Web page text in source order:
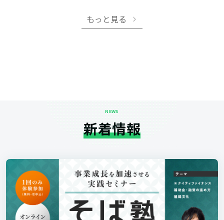
もっと見る
NEWS
新着情報